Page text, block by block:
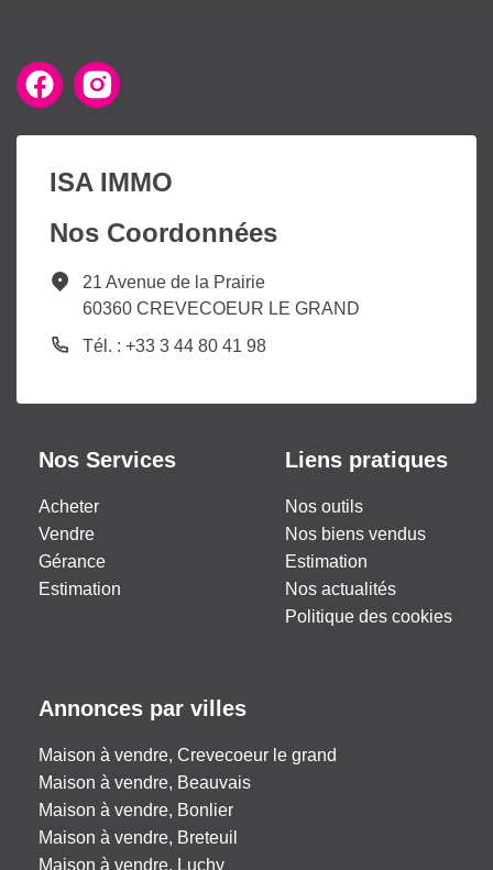
ISA IMMO
Nos Coordonnées
21 Avenue de la Prairie
60360 CREVECOEUR LE GRAND
Tél. : +33 3 44 80 41 98
Nos Services
Acheter
Vendre
Gérance
Estimation
Liens pratiques
Nos outils
Nos biens vendus
Estimation
Nos actualités
Politique des cookies
Annonces par villes
Maison à vendre, Crevecoeur le grand
Maison à vendre, Beauvais
Maison à vendre, Bonlier
Maison à vendre, Breteuil
Maison à vendre, Luchy